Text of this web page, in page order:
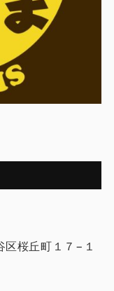
桜丘町１７−１